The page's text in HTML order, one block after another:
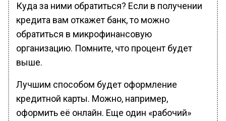
Куда за ними обратиться? Если в получении
кредита вам откажет банк, то можно
обратиться в микрофинансовую
организацию. Помните, что процент будет
выше.
Лучшим способом будет оформление
кредитной карты. Можно, например,
оформить её онлайн. Еще один «рабочий»